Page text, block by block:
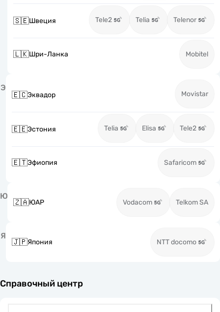
🇸🇪Швеция Tele2 Telia Telenor
🇱🇰Шри-Ланка Mobitel
Э
🇪🇨Эквадор Movistar
🇪🇪Эстония Telia Elisa Tele2
🇪🇹Эфиопия Safaricom
Ю
🇿🇦ЮАР Vodacom Telkom SA
Я
🇯🇵Япония NTT docomo
Справочный центр